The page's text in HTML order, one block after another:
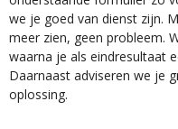
we je goed van dienst zijn.
meer zien, geen probleem.
waarna je als eindresultaat
Daarnaast adviseren we je
oplossing.